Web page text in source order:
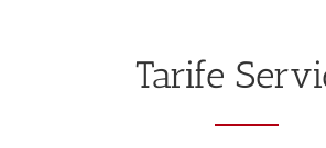
Tarife